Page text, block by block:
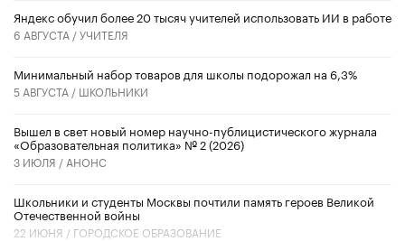
​Яндекс обучил более 20 тысяч учителей использовать ИИ в работе
6 АВГУСТА /УЧИТЕЛЯ
Минимальный набор товаров для школы подорожал на 6,3%
5 АВГУСТА / ШКОЛЬНИКИ
Вышел в свет новый номер научно-публицистического журнала
«Образовательная политика» № 2 (2026)
3 ИЮЛЯ / АНОНС
Школьники и студенты Москвы почтили память героев Великой
Отечественной войны
22 ИЮНЯ / ГОРОДСКОЕ ОБРАЗОВАНИЕ